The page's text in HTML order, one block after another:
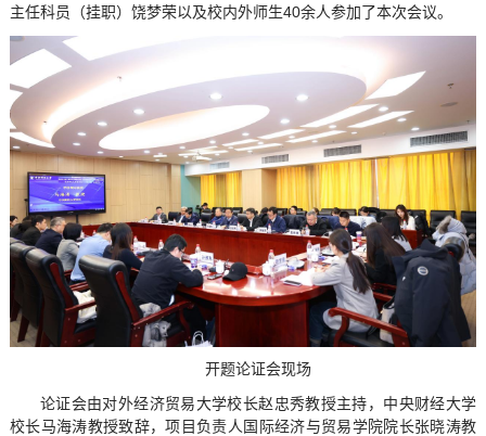
主任科员（挂职）饶梦荣以及校内外师生40余人参加了本次会议。
开题论证会现场
论证会由对外经济贸易大学校长赵忠秀教授主持，中央财经大学
校长马海涛教授致辞，项目负责人国际经济与贸易学院院长张晓涛教